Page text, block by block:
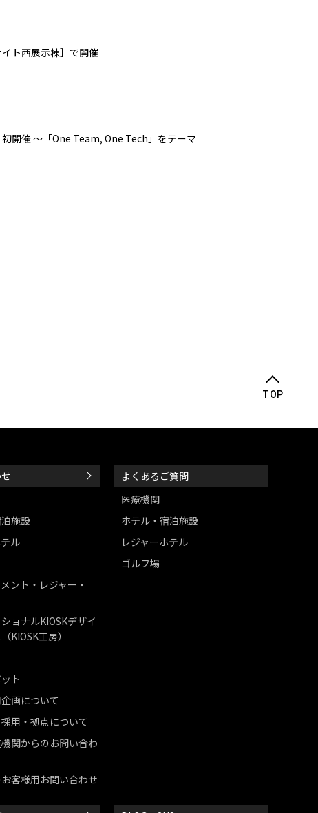
ト西展示棟］で開催
開催 ～「One Team, One Tech」をテーマ
TOP
施設
ル
ント・レジャー・
ョナルKIOSKデザイ
KIOSK工房）
ト
画について
用・拠点について
関からのお問い合わ
客様用お問い合わせ
よくあるご質問
医療機関
ホテル・宿泊施設
レジャーホテル
ゴルフ場